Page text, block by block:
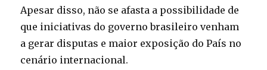
Apesar disso, não se afasta a possibilidade de
que iniciativas do governo brasileiro venham
a gerar disputas e maior exposição do País no
cenário internacional.